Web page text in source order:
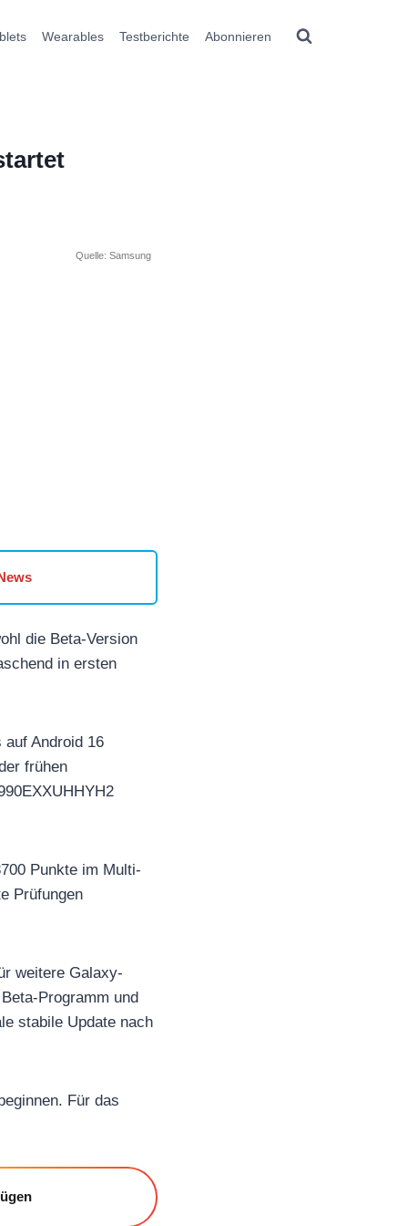
Wearables Testberichte Abonnieren
Quelle: Samsung
die Beta-Version
in ersten
Android 16
frühen
Punkte im Multi-
Prüfungen
weitere Galaxy-
Programm und
stabile Update nach
Für das